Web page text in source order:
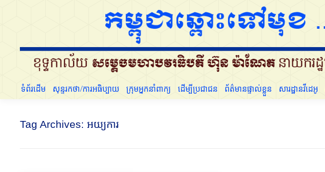
ទំព័រដើម សុន្ទរកថា/ការអធិប្បាយ ក្រុមអ្នកនាំពាក្យ ដើម្បីប្រជាជន ព័ត៌មានផ្ទាល់ខ្លួន សារដ្ឋានវីដេអូ
Tag Archives: អយ្យការ
សុន្ទរកថា/ការអធិប្បាយ ក្រុមអ្នកនាំពាក្យ ដើម្បីប្រជាជន ព័ត៌មានផ្ទាល់ខ្លួន